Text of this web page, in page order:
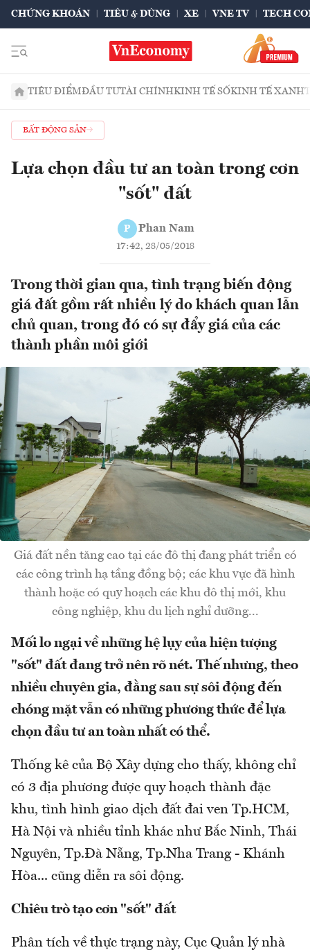
CHỨNG KHOÁN TIÊU & DÙNG XE VNE TV TECH
TIÊU ĐIỂMĐẦU TƯTÀI CHÍNHKINH TẾ SỐKINH TẾ XANH
BẤT ĐỘNG SẢN
Lựa chọn đầu tư an toàn trong cơn
"sốt" đất
P Phan Nam
17:42, 28/05/2018
Trong thời gian qua, tình trạng biến động
giá đất gồm rất nhiều lý do khách quan lẫn
chủ quan, trong đó có sự đẩy giá của các
thành phần môi giới
Giá đất nền tăng cao tại các đô thị đang phát triển có
các công trình hạ tầng đồng bộ; các khu vực đã hình
thành hoặc có quy hoạch các khu đô thị mới, khu
công nghiệp, khu du lịch nghỉ dưỡng...
Mối lo ngại về những hệ lụy của hiện tượng
"sốt" đất đang trở nên rõ nét. Thế nhưng, theo
nhiều chuyên gia, đằng sau sự sôi động đến
chóng mặt vẫn có những phương thức để lựa
chọn đầu tư an toàn nhất có thể.
Thống kê của Bộ Xây dựng cho thấy, không chỉ
có 3 địa phương được quy hoạch thành đặc
khu, tình hình giao dịch đất đai ven Tp.HCM,
Hà Nội và nhiều tỉnh khác như Bắc Ninh, Thái
Nguyên, Tp.Đà Nẵng, Tp.Nha Trang - Khánh
Hòa... cũng diễn ra sôi động.
Chiêu trò tạo cơn "sốt" đất
Phân tích về thực trạng này, Cục Quản lý nhà